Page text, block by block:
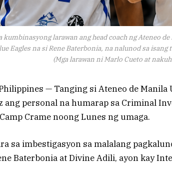
kumbinasyong larawan ang head coach ng Ateneo
Eagles na si Rene Baterbonia, na nalunod sa
(Mga larawan ni Marlo Cueto at
— Tanging si Ateneo de
ang personal na humarap sa Criminal
Crame noong Lunes ng umaga.
sa imbestigasyon sa malalang
Baterbonia at Divine Adili, ayon kay